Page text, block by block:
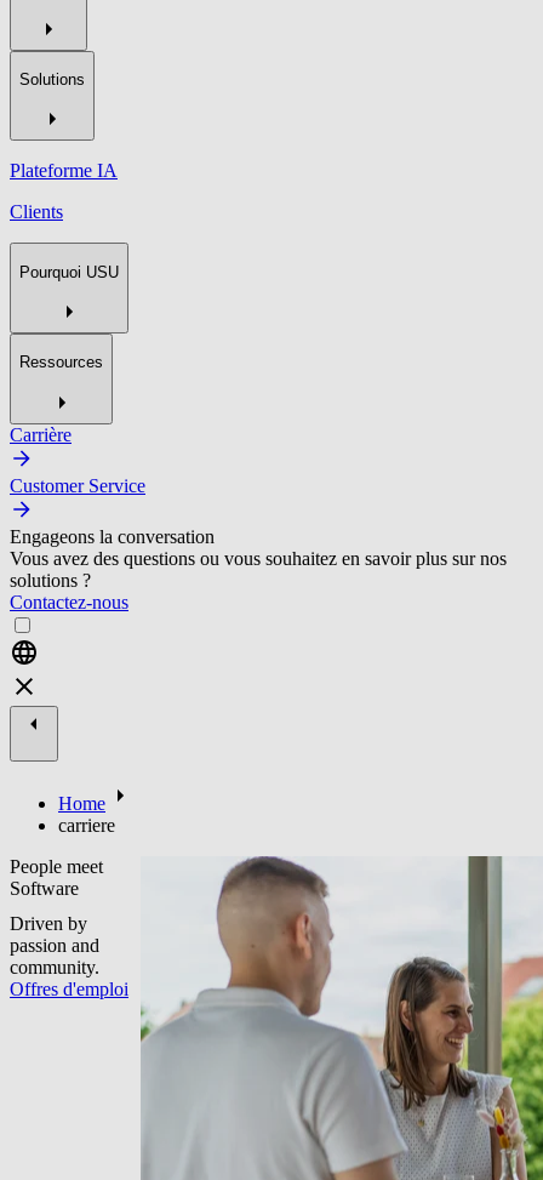
Solutions
Plateforme IA
Clients
Pourquoi USU
Ressources
Carrière
Customer Service
Engageons la conversation
Vous avez des questions ou vous souhaitez en savoir plus sur nos
solutions ?
Contactez-nous
Home
carriere
People meet
Software
Driven by
passion and
community.
Offres d'emploi